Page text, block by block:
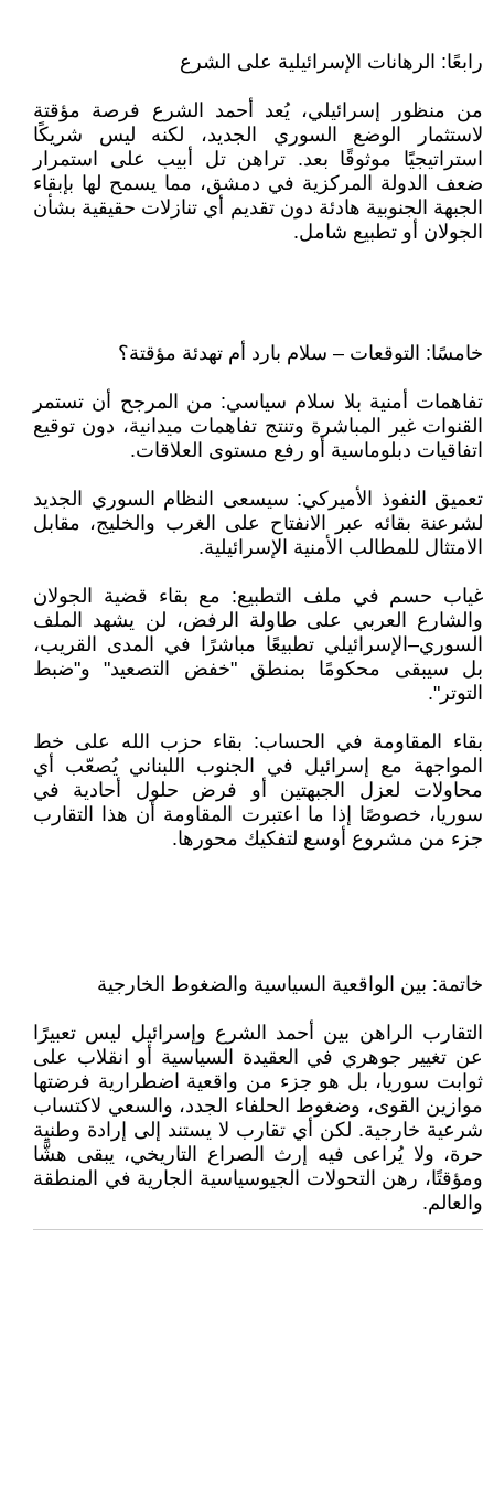
رابعًا: الرهانات الإسرائيلية على الشرع
من منظور إسرائيلي، يُعد أحمد الشرع فرصة مؤقتة
لاستثمار الوضع السوري الجديد، لكنه ليس شريكًا
استراتيجيًا موثوقًا بعد. تراهن تل أبيب على استمرار
ضعف الدولة المركزية في دمشق، مما يسمح لها بإبقاء
الجبهة الجنوبية هادئة دون تقديم أي تنازلات حقيقية بشأن
الجولان أو تطبيع شامل.
خامسًا: التوقعات – سلام بارد أم تهدئة مؤقتة؟
تفاهمات أمنية بلا سلام سياسي: من المرجح أن تستمر
القنوات غير المباشرة وتنتج تفاهمات ميدانية، دون توقيع
اتفاقيات دبلوماسية أو رفع مستوى العلاقات.
تعميق النفوذ الأميركي: سيسعى النظام السوري الجديد
لشرعنة بقائه عبر الانفتاح على الغرب والخليج، مقابل
الامتثال للمطالب الأمنية الإسرائيلية.
غياب حسم في ملف التطبيع: مع بقاء قضية الجولان
والشارع العربي على طاولة الرفض، لن يشهد الملف
السوري–الإسرائيلي تطبيعًا مباشرًا في المدى القريب،
بل سيبقى محكومًا بمنطق "خفض التصعيد" و"ضبط
التوتر".
بقاء المقاومة في الحساب: بقاء حزب الله على خط
المواجهة مع إسرائيل في الجنوب اللبناني يُصعّب أي
محاولات لعزل الجبهتين أو فرض حلول أحادية في
سوريا، خصوصًا إذا ما اعتبرت المقاومة أن هذا التقارب
جزء من مشروع أوسع لتفكيك محورها.
خاتمة: بين الواقعية السياسية والضغوط الخارجية
التقارب الراهن بين أحمد الشرع وإسرائيل ليس تعبيرًا
عن تغيير جوهري في العقيدة السياسية أو انقلاب على
ثوابت سوريا، بل هو جزء من واقعية اضطرارية فرضتها
موازين القوى، وضغوط الحلفاء الجدد، والسعي لاكتساب
شرعية خارجية. لكن أي تقارب لا يستند إلى إرادة وطنية
حرة، ولا يُراعى فيه إرث الصراع التاريخي، يبقى هشًّا
ومؤقتًا، رهن التحولات الجيوسياسية الجارية في المنطقة
والعالم.